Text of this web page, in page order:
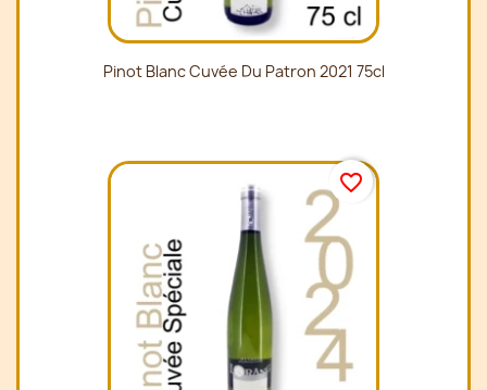
Pinot Blanc Cuvée Du Patron 2021 75cl
favorite_border